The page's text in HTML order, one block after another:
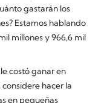
gastarán los
Estamos hablando
millones y 966,6 mil
costó ganar en
hacer la
en pequeñas